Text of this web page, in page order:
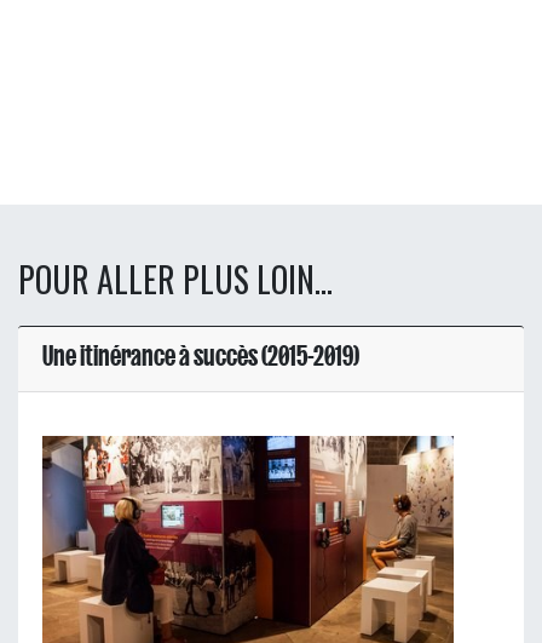
POUR ALLER PLUS LOIN...
Une itinérance à succès (2015-2019)